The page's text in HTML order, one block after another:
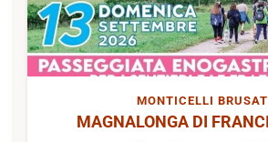
MONTICELLI
MAGNALONGA DI